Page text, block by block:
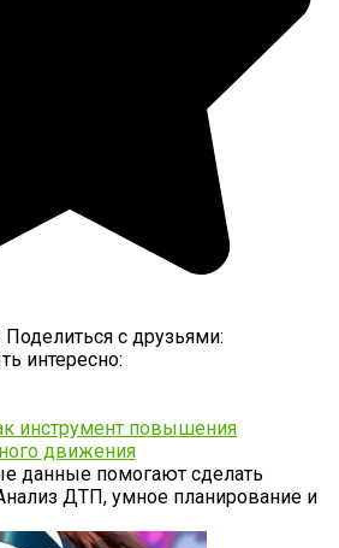
Поделиться с друзьями:
интересно:
инструмент повышения
движения
данные помогают сделать
ДТП, умное планирование и